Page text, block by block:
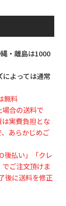
・離島は1000
よっては通常
無料
合の送料で
実費負担とな
あらかじめご
後払い」「クレ
ご注文頂けま
後に送料を修正